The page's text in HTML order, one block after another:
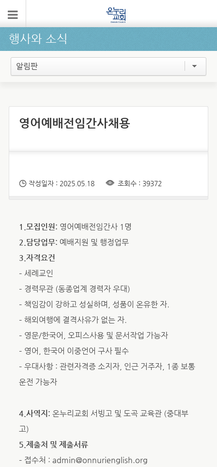
행사와 소식
알림판
영어예배전임간사채용
작성일자 : 2025.05.18 조회수 : 39372
1.모집인원: 영어예배전임간사 1명
2.담당업무: 예배지원 및 행정업무
3.자격요건
– 세례교인
– 경력무관 (동종업계 경력자 우대)
– 책임감이 강하고 성실하며, 성품이 온유한 자.
– 해외여행에 결격사유가 없는 자.
– 영문/한국어, 오피스사용 및 문서작업 가능자
– 영어, 한국어 이중언어 구사 필수
– 우대사항 : 관련자격증 소지자, 인근 거주자, 1종 보통
운전 가능자
4.사역지: 온누리교회 서빙고 및 도곡 교육관 (중대부
고)
5.제출처 및 제출서류
– 접수처 : admin@onnurienglish.org